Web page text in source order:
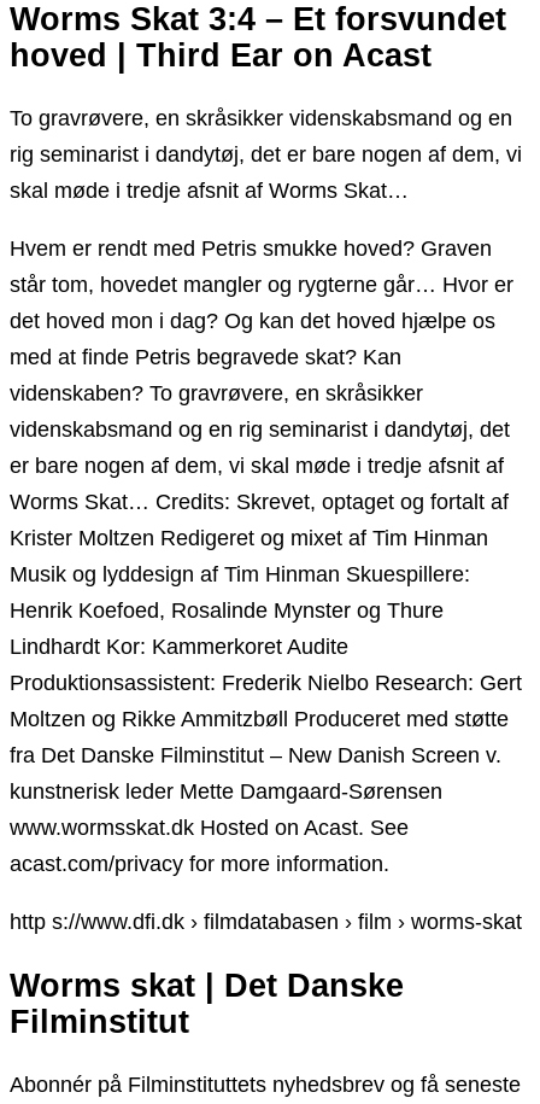
Worms Skat 3:4 – Et forsvundet
hoved | Third Ear on Acast
To gravrøvere, en skråsikker videnskabsmand og en
rig seminarist i dandytøj, det er bare nogen af dem, vi
skal møde i tredje afsnit af Worms Skat…
Hvem er rendt med Petris smukke hoved? Graven
står tom, hovedet mangler og rygterne går… Hvor er
det hoved mon i dag? Og kan det hoved hjælpe os
med at finde Petris begravede skat? Kan
videnskaben? To gravrøvere, en skråsikker
videnskabsmand og en rig seminarist i dandytøj, det
er bare nogen af dem, vi skal møde i tredje afsnit af
Worms Skat… Credits: Skrevet, optaget og fortalt af
Krister Moltzen Redigeret og mixet af Tim Hinman
Musik og lyddesign af Tim Hinman Skuespillere:
Henrik Koefoed, Rosalinde Mynster og Thure
Lindhardt Kor: Kammerkoret Audite
Produktionsassistent: Frederik Nielbo Research: Gert
Moltzen og Rikke Ammitzbøll Produceret med støtte
fra Det Danske Filminstitut – New Danish Screen v.
kunstnerisk leder Mette Damgaard-Sørensen
www.wormsskat.dk Hosted on Acast. See
acast.com/privacy for more information.
http s://www.dfi.dk › filmdatabasen › film › worms-skat
Worms skat | Det Danske
Filminstitut
Abonnér på Filminstituttets nyhedsbrev og få seneste